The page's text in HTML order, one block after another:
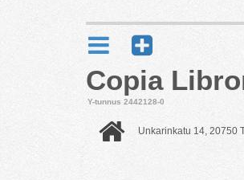
Copia
Y-tunnus 2442128-0
Unkarinkatu 14, 20750